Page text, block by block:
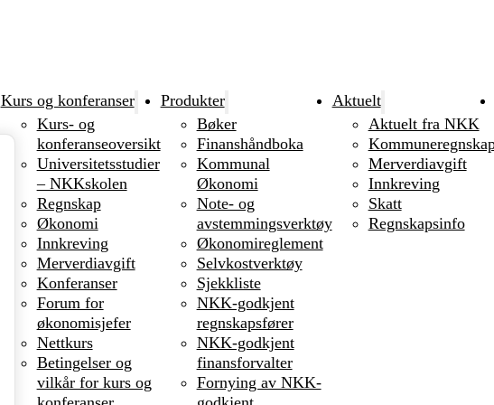
Kurs og konferanser
Kurs- og
konferanseoversikt
Universitetsstudier
– NKKskolen
Regnskap
Økonomi
Innkreving
Merverdiavgift
Konferanser
Forum for
økonomisjefer
Nettkurs
Betingelser og
vilkår for kurs og
Produkter
Bøker
Finanshåndboka
Kommunal
Økonomi
Note- og
avstemmingsverktøy
Økonomireglement
Selvkostverktøy
Sjekkliste
NKK-godkjent
regnskapsfører
NKK-godkjent
finansforvalter
Fornying av NKK-
Aktuelt
Aktuelt fra NKK
Merverdiavgift
Innkreving
Skatt
Regnskapsinfo